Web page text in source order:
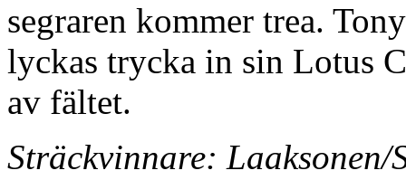
segraren kommer trea.
lyckas trycka in sin Lotus
av fältet.
Sträckvinnare: Laaksonen/